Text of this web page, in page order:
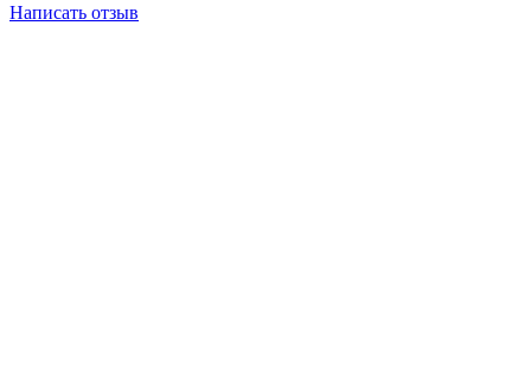
Написать отзыв